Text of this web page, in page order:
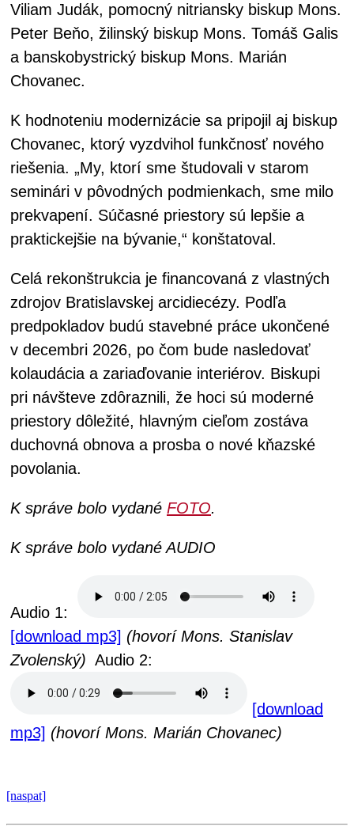
Viliam Judák, pomocný nitriansky biskup Mons.
Peter Beňo, žilinský biskup Mons. Tomáš Galis
a banskobystrický biskup Mons. Marián
Chovanec.
K hodnoteniu modernizácie sa pripojil aj biskup
Chovanec, ktorý vyzdvihol funkčnosť nového
riešenia. „My, ktorí sme študovali v starom
seminári v pôvodných podmienkach, sme milo
prekvapení. Súčasné priestory sú lepšie a
praktickejšie na bývanie,“ konštatoval.
Celá rekonštrukcia je financovaná z vlastných
zdrojov Bratislavskej arcidiecézy. Podľa
predpokladov budú stavebné práce ukončené
v decembri 2026, po čom bude nasledovať
kolaudácia a zariaďovanie interiérov. Biskupi
pri návšteve zdôraznili, že hoci sú moderné
priestory dôležité, hlavným cieľom zostáva
duchovná obnova a prosba o nové kňazské
povolania.
K správe bolo vydané FOTO.
K správe bolo vydané AUDIO
Audio 1:
[download mp3] (hovorí Mons. Stanislav
Zvolenský) Audio 2:
[download
mp3] (hovorí Mons. Marián Chovanec)
[naspat]